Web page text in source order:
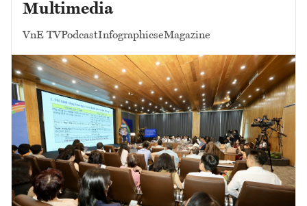
Multimedia
VnE TVPodcastInfographicseMagazine